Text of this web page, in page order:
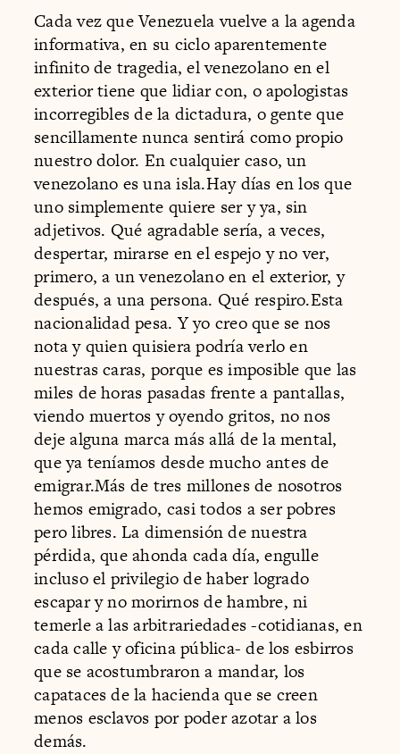
Cada vez que Venezuela vuelve a la agenda
informativa, en su ciclo aparentemente
infinito de tragedia, el venezolano en el
exterior tiene que lidiar con, o apologistas
incorregibles de la dictadura, o gente que
sencillamente nunca sentirá como propio
nuestro dolor. En cualquier caso, un
venezolano es una isla.Hay días en los que
uno simplemente quiere ser y ya, sin
adjetivos. Qué agradable sería, a veces,
despertar, mirarse en el espejo y no ver,
primero, a un venezolano en el exterior, y
después, a una persona. Qué respiro.Esta
nacionalidad pesa. Y yo creo que se nos
nota y quien quisiera podría verlo en
nuestras caras, porque es imposible que las
miles de horas pasadas frente a pantallas,
viendo muertos y oyendo gritos, no nos
deje alguna marca más allá de la mental,
que ya teníamos desde mucho antes de
emigrar.Más de tres millones de nosotros
hemos emigrado, casi todos a ser pobres
pero libres. La dimensión de nuestra
pérdida, que ahonda cada día, engulle
incluso el privilegio de haber logrado
escapar y no morirnos de hambre, ni
temerle a las arbitrariedades -cotidianas, en
cada calle y oficina pública- de los esbirros
que se acostumbraron a mandar, los
capataces de la hacienda que se creen
menos esclavos por poder azotar a los
demás.